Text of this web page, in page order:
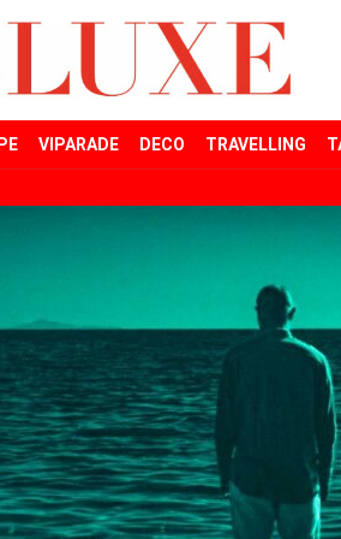
VIPARADE DECO TRAVELLING